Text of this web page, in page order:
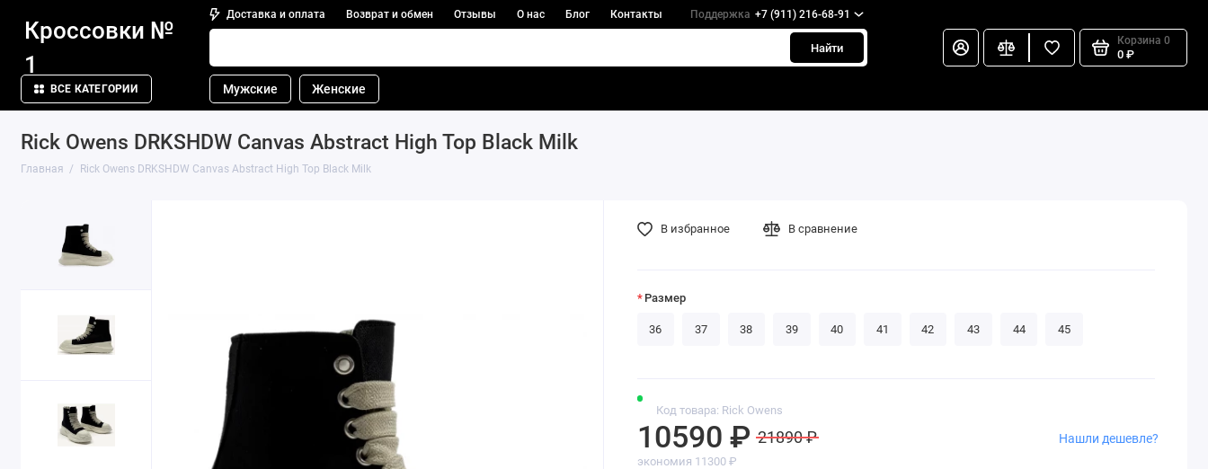
Доставка и оплата Возврат и обмен Отзывы О нас Блог Контакты Поддержка +7 (911) 216-68-91
Кроссовки №
1
Найти
Корзина 0
0 ₽
ВСЕ КАТЕГОРИИ Мужские Женские
Rick Owens DRKSHDW Canvas Abstract High Top Black Milk
Главная Rick Owens DRKSHDW Canvas Abstract High Top Black Milk
Код товара: Rick Owens
10590 ₽ 21890 ₽
экономия 11300 ₽
Нашли дешевле?
В избранное В сравнение
Размер
36 37 38 39 40 41 42 43 44 45